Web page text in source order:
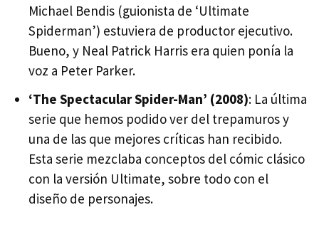
Michael Bendis (guionista de ‘Ultimate
Spiderman’) estuviera de productor ejecutivo.
Bueno, y Neal Patrick Harris era quien ponía la
voz a Peter Parker.
‘The Spectacular Spider-Man’ (2008): La última
serie que hemos podido ver del trepamuros y
una de las que mejores críticas han recibido.
Esta serie mezclaba conceptos del cómic clásico
con la versión Ultimate, sobre todo con el
diseño de personajes.